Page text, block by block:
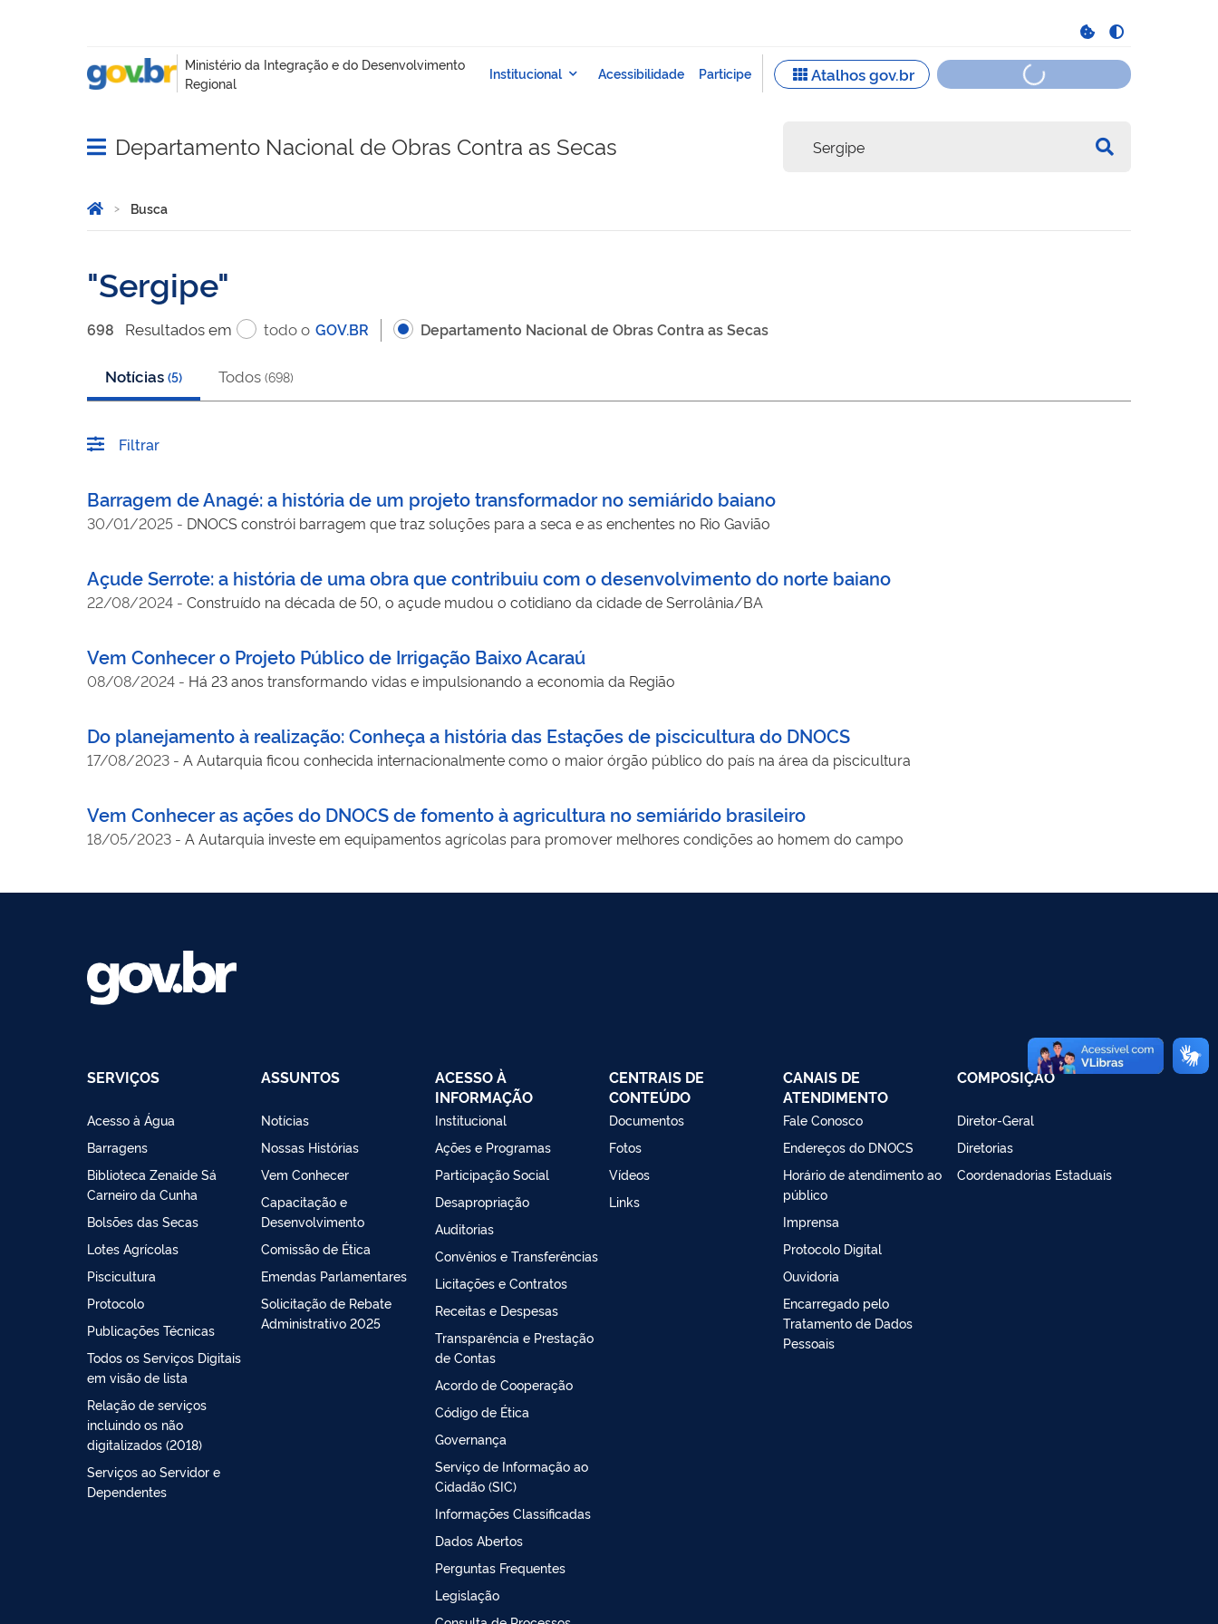
Abrir menu principal de navegação
Departamento Nacional de Obras Contra as Secas
Você está aqui:
Página Inicial
Busca
Sergipe
698 Resultadosem todo o GOV.BR Departamento Nacional de Obras Contra as Secas
Notícias (5) Todos (698)
Filtrar
Barragem de Anagé: a história de um projeto transformador no semiárido baiano
30/01/2025 - DNOCS constrói barragem que traz soluções para a seca e as enchentes no Rio Gavião
Açude Serrote: a história de uma obra que contribuiu com o desenvolvimento do norte baiano
22/08/2024 - Construído na década de 50, o açude mudou o cotidiano da cidade de Serrolânia/BA
Vem Conhecer o Projeto Público de Irrigação Baixo Acaraú
08/08/2024 - Há 23 anos transformando vidas e impulsionando a economia da Região
Do planejamento à realização: Conheça a história das Estações de piscicultura do DNOCS
17/08/2023 - A Autarquia ficou conhecida internacionalmente como o maior órgão público do país na área da piscicultura
Vem Conhecer as ações do DNOCS de fomento à agricultura no semiárido brasileiro
18/05/2023 - A Autarquia investe em equipamentos agrícolas para promover melhores condições ao homem do campo
SERVIÇOS
Acesso à Água
Barragens
Biblioteca Zenaide Sá
Carneiro da Cunha
Bolsões das Secas
Lotes Agrícolas
Piscicultura
Protocolo
Publicações Técnicas
Todos os Serviços Digitais
em visão de lista
Relação de serviços
incluindo os não
digitalizados (2018)
Serviços ao Servidor e
Dependentes
ASSUNTOS
Notícias
Nossas Histórias
Vem Conhecer
Capacitação e
Desenvolvimento
Comissão de Ética
Emendas Parlamentares
Solicitação de Rebate
Administrativo 2025
ACESSO À
INFORMAÇÃO
Institucional
Ações e Programas
Participação Social
Desapropriação
Auditorias
Convênios e Transferências
Licitações e Contratos
Receitas e Despesas
Transparência e Prestação
de Contas
Acordo de Cooperação
Código de Ética
Governança
Serviço de Informação ao
Cidadão (SIC)
Informações Classificadas
Dados Abertos
Perguntas Frequentes
Legislação
CENTRAIS DE
CONTEÚDO
Documentos
Fotos
Vídeos
Links
CANAIS DE
ATENDIMENTO
Fale Conosco
Endereços do DNOCS
Horário de atendimento ao
público
Imprensa
Protocolo Digital
Ouvidoria
Encarregado pelo
Tratamento de Dados
Pessoais
COMPOSIÇÃO
Diretor-Geral
Diretorias
Coordenadorias Estaduais